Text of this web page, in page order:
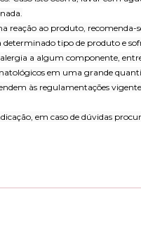
reação ao produto, recomenda-
tipo de produto e
a algum componente,
em uma grande
às regulamentações
em caso de dúvidas